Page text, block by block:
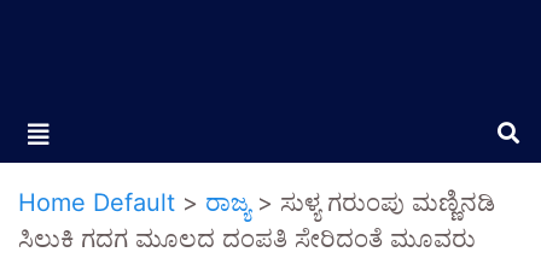
Home Default > ರಾಜ್ಯ> ಸುಳ್ಯ ಗರುಂಪು ಮಣ್ಣಿನಡಿ
ಸಿಲುಕಿ ಗದಗ ಮೂಲದ ದಂಪತಿ ಸೇರಿದಂತೆ ಮೂವರು